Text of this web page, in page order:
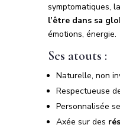
symptomatiques,
l’être dans sa
émotions, énergie.
Ses atouts :
Naturelle, non
Respectueuse
Personnalisée
Axée sur des